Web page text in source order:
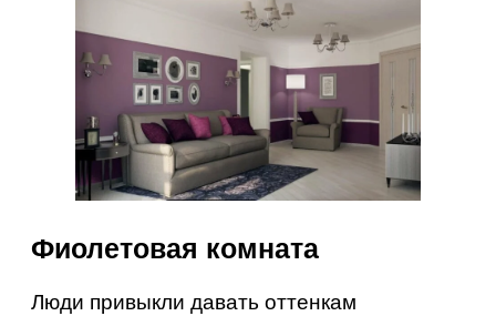
Фиолетовая комната
Люди привыкли давать оттенкам